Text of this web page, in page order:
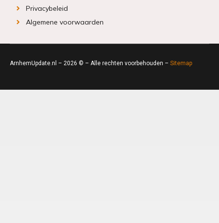
Privacybeleid
Algemene voorwaarden
ArnhemUpdate.nl – 2026 © – Alle rechten voorbehouden – Sitemap